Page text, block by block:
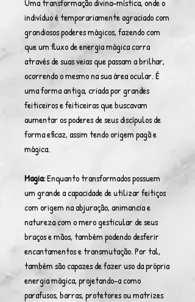
Uma transformação divina-mística, onde o
indivíduo é temporariamente agraciado com
grandiosos poderes mágicos, fazendo com
que um fluxo de energia mágica corra
através de suas veias que passam a brilhar,
ocorrendo o mesmo na sua área ocular. É
uma forma antiga, criada por grandes
feiticeiros e feiticeiras que buscavam
aumentar os poderes de seus discípulos de
forma eficaz, assim tendo origem pagã e
mágica.
Magia:Enquanto transformados possuem
um grande a capacidade de utilizar feitiços
com origem na abjuração, animancia e
natureza com o mero gesticular de seus
braços e mãos, também podendo desferir
encantamentos e transmutação. Por tal,
também são capazes de fazer uso da própria
energia mágica, projetando-a como
parafusos, barras, protetores ou matrizes